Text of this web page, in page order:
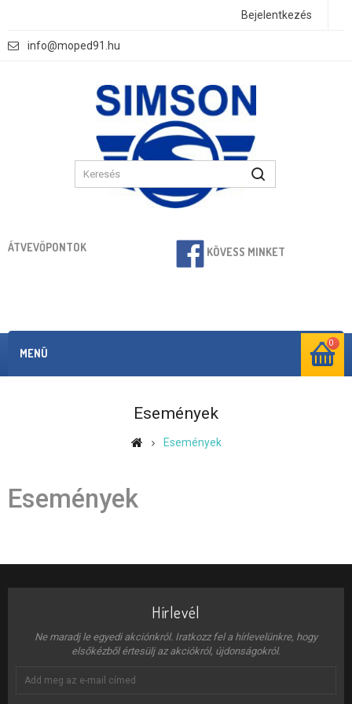
Bejelentkezés
info@moped91.hu
0
ÁTVEVŐPONTOK KÖVESS MINKET
MENÜ
Események
Események
Események
Hírlevél
Ne maradj le egyedi akciónkról. Iratkozz fel a hírlevelünkre, hogy
elsőkézből értesülj az akciókról, újdonságokról.